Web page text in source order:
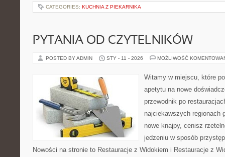
CATEGORIES: KUCHNIA Z PIEKARNIKA
PYTANIA OD CZYTELNIKÓW
POSTED BY ADMIN STY - 11 - 2026 MOŻLIWOŚĆ
Witamy w miejscu, które
apetytu na nowe
przewodnik po
najciekawszych regionach
nowe knajpy, cenisz
jedzeniu w sposób
Nowości na stronie to Restauracje z Widokiem i Restauracje z